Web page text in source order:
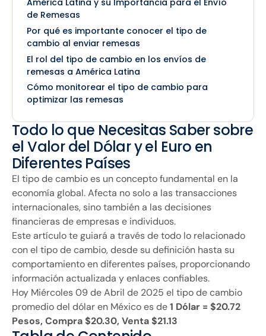
América Latina y su Importancia para el Envío
de Remesas
Por qué es importante conocer el tipo de
cambio al enviar remesas
El rol del tipo de cambio en los envíos de
remesas a América Latina
Cómo monitorear el tipo de cambio para
optimizar las remesas
Todo lo que Necesitas Saber sobre
el Valor del Dólar y el Euro en
Diferentes Países
El tipo de cambio es un concepto fundamental en la
economía global. Afecta no solo a las transacciones
internacionales, sino también a las decisiones
financieras de empresas e individuos.
Este artículo te guiará a través de todo lo relacionado
con el tipo de cambio, desde su definición hasta su
comportamiento en diferentes países, proporcionando
información actualizada y enlaces confiables.
Hoy Miércoles 09 de Abril de 2025 el tipo de cambio
promedio del dólar en México es de1 Dólar = $20.72
Pesos, Compra $20.30, Venta $21.13